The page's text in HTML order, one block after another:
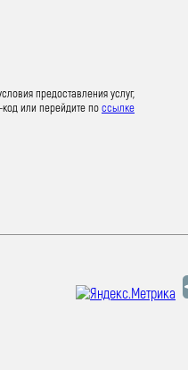
предоставления услуг,
код или перейдите поссылке